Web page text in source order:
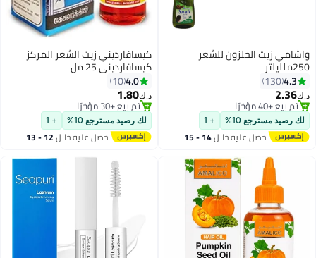
واشامي زيت الحلزون للشعر
250ملليلتر
4.3
130
د.ك‏2.36
تم بيع +40 مؤخرًا
تم بيع +40 مؤخرًا
لك رصيد مسترجع 10% + 1
احصل عليه خلال 14 - 15
كيسافارديني زيت الشعر المركز
كيسافارديني 25 مل
4.0
10
د.ك‏1.80
تم بيع +30 مؤخرًا
تم بيع +30 مؤخرًا
لك رصيد مسترجع 10% + 1
احصل عليه خلال 12 - 13